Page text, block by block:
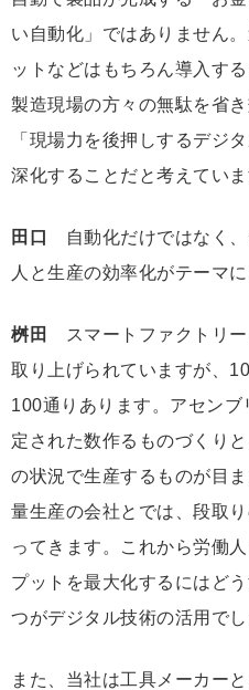
い自動化」ではありません
ットなどはもちろん導入す
製造現場の方々の無駄を省
「現場力を後押しするデジ
深化することだと考えていま
田口
自動化だけではなく、
人と生産の効率化がテーマ
桝田
スマートファクトリー
取り上げられていますが、
100通りあります。アセン
定された数作るものづくり
の状況で生産するものが目
量生産の会社とでは、段取
ってきます。これから労働
プットを最大化するにはど
つがデジタル技術の活用でし
また、当社は工具メーカー